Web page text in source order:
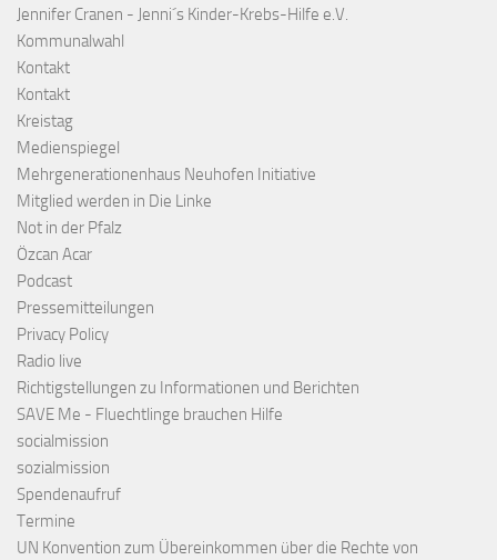
Jennifer Cranen - Jenni´s Kinder-Krebs-Hilfe e.V.
Kommunalwahl
Kontakt
Kontakt
Kreistag
Medienspiegel
Mehrgenerationenhaus Neuhofen Initiative
Mitglied werden in Die Linke
Not in der Pfalz
Özcan Acar
Podcast
Pressemitteilungen
Privacy Policy
Radio live
Richtigstellungen zu Informationen und Berichten
SAVE Me - Fluechtlinge brauchen Hilfe
socialmission
sozialmission
Spendenaufruf
Termine
UN Konvention zum Übereinkommen über die Rechte von